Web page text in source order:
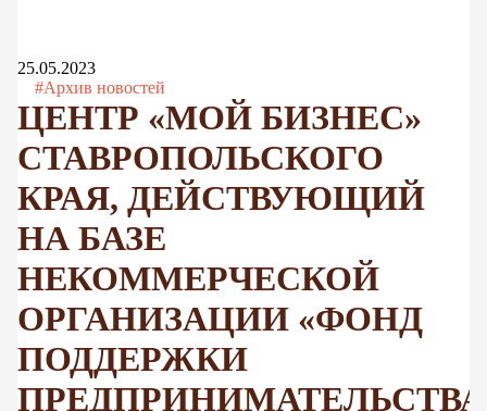
25.05.2023
#Архив новостей
ЦЕНТР «МОЙ БИЗНЕС»
СТАВРОПОЛЬСКОГО
КРАЯ, ДЕЙСТВУЮЩИЙ
НА БАЗЕ
НЕКОММЕРЧЕСКОЙ
ОРГАНИЗАЦИИ «ФОНД
ПОДДЕРЖКИ
ПРЕДПРИНИМАТЕЛЬСТВА